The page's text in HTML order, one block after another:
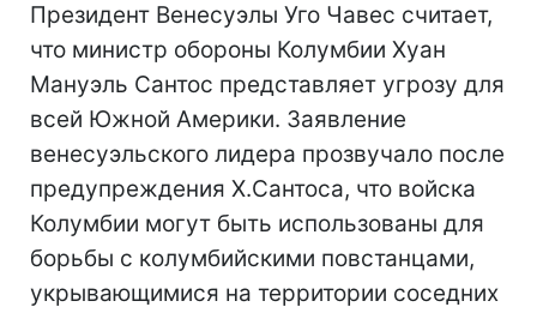
Президент Венесуэлы Уго Чавес считает,
что министр обороны Колумбии Хуан
Мануэль Сантос представляет угрозу для
всей Южной Америки. Заявление
венесуэльского лидера прозвучало после
предупреждения Х.Сантоса, что войска
Колумбии могут быть использованы для
борьбы с колумбийскими повстанцами,
укрывающимися на территории соседних